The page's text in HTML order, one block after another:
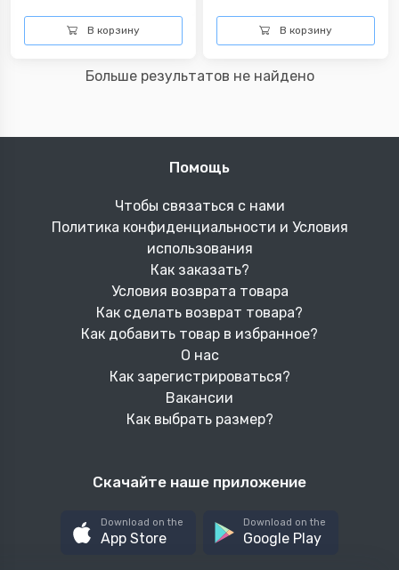
В корзину В корзину
Больше результатов не найдено
Помощь
Чтобы связаться с нами
Политика конфиденциальности и Условия
использования
Как заказать?
Условия возврата товара
Как сделать возврат товара?
Как добавить товар в избранное?
О нас
Как зарегистрироваться?
Вакансии
Как выбрать размер?
Скачайте наше приложение
Download on the
App Store
Download on the
Google Play